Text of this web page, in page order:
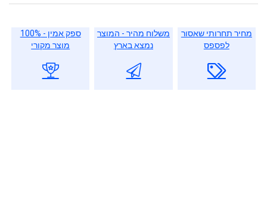
מחיר תחרותי שאסור
לפספס
משלוח מהיר - המוצר
נמצא בארץ
ספק אמין - 100%
מוצר מקורי